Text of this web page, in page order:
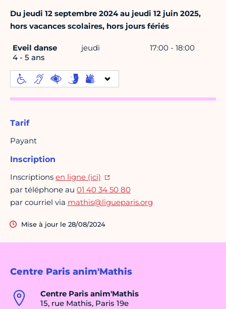
Centre Paris anim'Mathis
Centre Paris anim'Mathis
15, rue Mathis, Paris 19e
Du jeudi 12 septembre 2024 au jeudi 12 juin 2025,
hors vacances scolaires, hors jours fériés
Eveil danse
4 - 5 ans
jeudi 17:00 - 18:00
Tarif
Payant
Inscription
Inscriptions en ligne (ici)
par téléphone au 01 40 34 50 80
par courriel via mathis@ligueparis.org
Mise à jour le 28/08/2024